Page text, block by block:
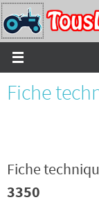
Passer
vers
le
contenu
Fiche
Fiche
3350